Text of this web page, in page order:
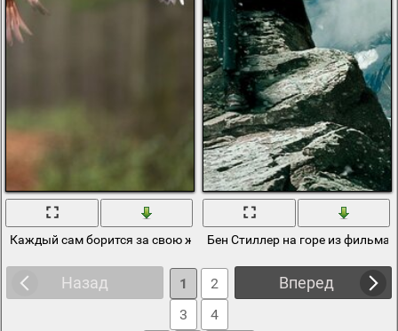
Каждый сам борится за свою жизньБен Стиллер на горе из фильма
Назад Вперед
1
2
3
4